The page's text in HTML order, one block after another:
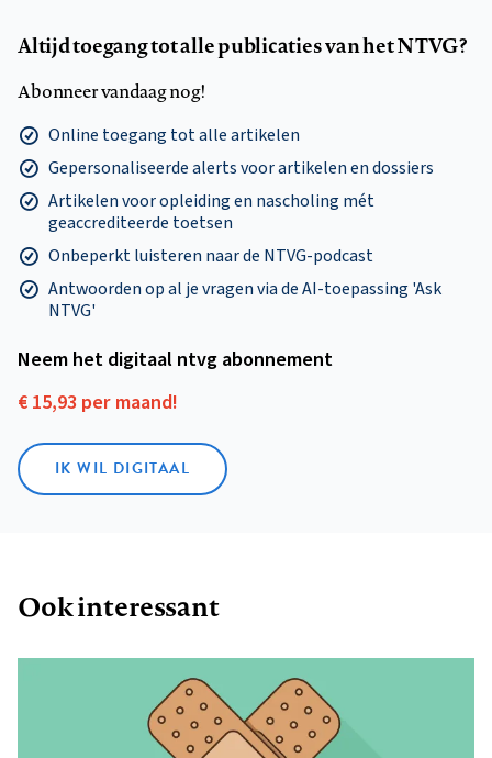
Altijd toegang tot alle publicaties van het NTVG?
Abonneer vandaag nog!
Online toegang tot alle artikelen
Gepersonaliseerde alerts voor artikelen en dossiers
Artikelen voor opleiding en nascholing mét
geaccrediteerde toetsen
Onbeperkt luisteren naar de NTVG-podcast
Antwoorden op al je vragen via de AI-toepassing 'Ask
NTVG'
Neem het digitaal ntvg abonnement
€ 15,93 per maand!
IK WIL DIGITAAL
Ook interessant